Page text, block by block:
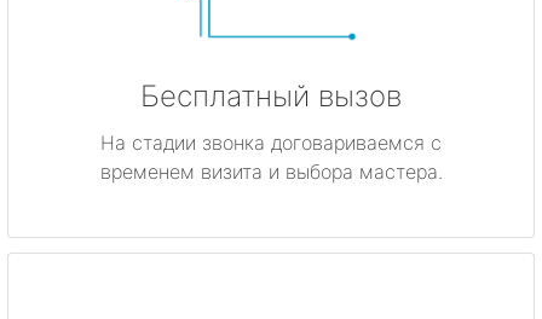
Бесплатный вызов
На стадии звонка договариваемся с
временем визита и выбора мастера.